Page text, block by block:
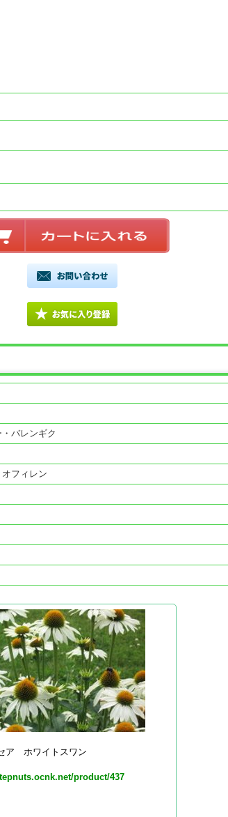
バレンギク
フィレン
ア ホワイトスワン
product/437